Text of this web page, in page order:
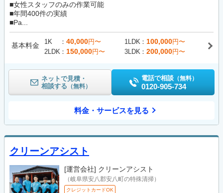
■女性スタッフのみの作業可能
■年間400件の実績
■Pa...
基本料金 1K 40,000円〜 1LDK 100,000円〜
2LDK
150,000円〜 3LDK 200,000円〜
ネットで見積・
相談する （無料）
電話で相談 （無料）
0120-905-734
料金・サービスを見る
クリーンアシスト
[運営会社] クリーンアシスト
（岐阜県安八郡安八町の特殊清掃）
クレジットカードOK